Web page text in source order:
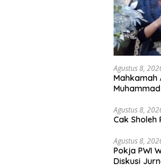
Agustus 8,
Mahkamah
Agustus 8,
Cak Sholeh
Agustus 8,
Pokja PWI
Diskusi